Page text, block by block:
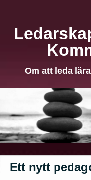
BLOGG
LÄNGRE TEXTER
OM MIGOm att leda
Ett nytt